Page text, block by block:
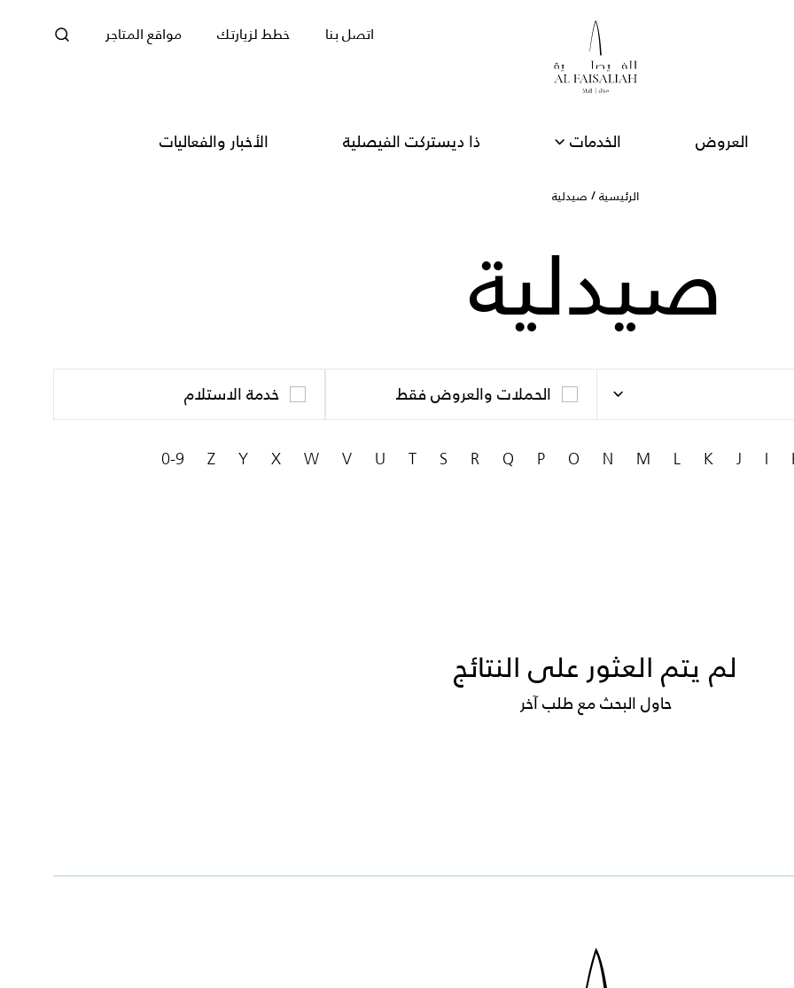
اتصل بنا خطط لزيارتك مواقع المتاجر
العروض الخدمات ذا ديستركت الفيصلية الأخبار والفعاليات
الرئيسية صيدلية
صيدلية
الحملات والعروض فقط خدمة الاستلام
I
J
K
L
M
N
O
P
Q
R
S
T
U
V
W
X
Y
Z
0-9
لم يتم العثور على النتائج
حاول البحث مع طلب آخر